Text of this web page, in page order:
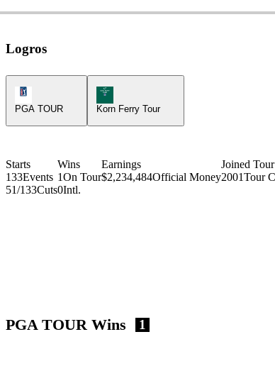
Logros
PGA TOUR
Korn Ferry Tour Icon
Korn Ferry Tour
Starts
133Events
51/133Cuts
Wins
1On Tour
0Intl.
Earnings
$2,234,484Official Money
Joined Tour
2001Tour
PGA TOUR Wins 1